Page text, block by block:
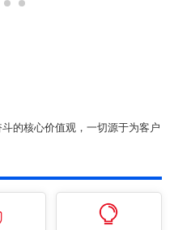
的核心价值观，一切源于为客户